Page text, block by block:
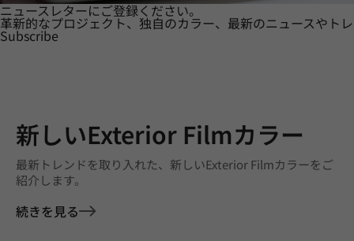
ニュースレターにご登録ください。
革新的なプロジェクト、独自のカラー、最新のニュースやト
Subscribe
新しいExterior Filmカラー
最新トレンドを取り入れた、新しいExterior Filmカラーをご
紹介します。
続きを見る